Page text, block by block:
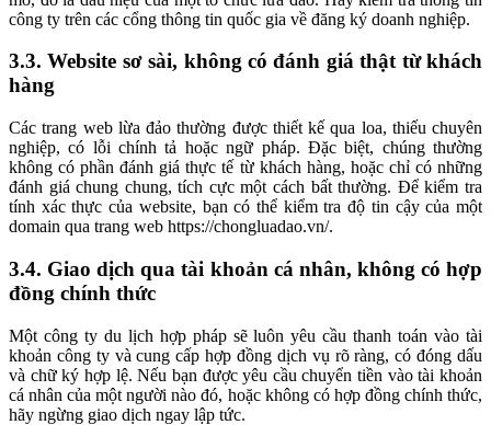
công ty trên các cổng thông tin quốc gia về đăng ký doanh nghiệp.
3.3. Website sơ sài, không có đánh giá thật từ khách
hàng
Các trang web lừa đảo thường được thiết kế qua loa, thiếu chuyên
nghiệp, có lỗi chính tả hoặc ngữ pháp. Đặc biệt, chúng thường
không có phần đánh giá thực tế từ khách hàng, hoặc chỉ có những
đánh giá chung chung, tích cực một cách bất thường. Để kiểm tra
tính xác thực của website, bạn có thể kiểm tra độ tin cậy của một
domain qua trang web https://chongluadao.vn/.
3.4. Giao dịch qua tài khoản cá nhân, không có hợp
đồng chính thức
Một công ty du lịch hợp pháp sẽ luôn yêu cầu thanh toán vào tài
khoản công ty và cung cấp hợp đồng dịch vụ rõ ràng, có đóng dấu
và chữ ký hợp lệ. Nếu bạn được yêu cầu chuyển tiền vào tài khoản
cá nhân của một người nào đó, hoặc không có hợp đồng chính thức,
hãy ngừng giao dịch ngay lập tức.